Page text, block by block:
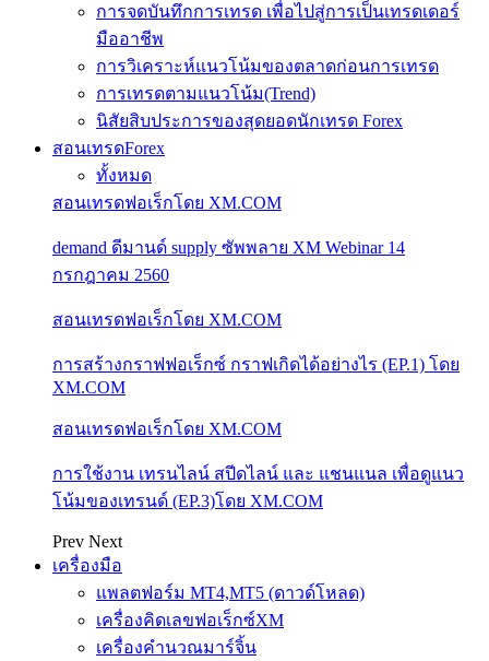
การจดบันทึกการเทรด เพื่อไปสู่การเป็นเทรดเดอร์
มืออาชีพ
การวิเคราะห์แนวโน้มของตลาดก่อนการเทรด
การเทรดตามแนวโน้ม(Trend)
นิสัยสิบประการของสุดยอดนักเทรด Forex
สอนเทรดForex
ทั้งหมด
สอนเทรดฟอเร็กโดย XM.COM
demand ดีมานด์ supply ซัพพลาย XM Webinar 14
กรกฎาคม 2560
สอนเทรดฟอเร็กโดย XM.COM
การสร้างกราฟฟอเร็กซ์ กราฟเกิดได้อย่างไร (EP.1) โดย
XM.COM
สอนเทรดฟอเร็กโดย XM.COM
การใช้งาน เทรนไลน์ สปีดไลน์ และ แชนแนล เพื่อดูแนว
โน้มของเทรนด์ (EP.3)โดย XM.COM
Prev Next
เครื่องมือ
แพลตฟอร์ม MT4,MT5 (ดาวด์โหลด)
เครื่องคิดเลขฟอเร็กซ์XM
เครื่องคำนวณมาร์จิ้น